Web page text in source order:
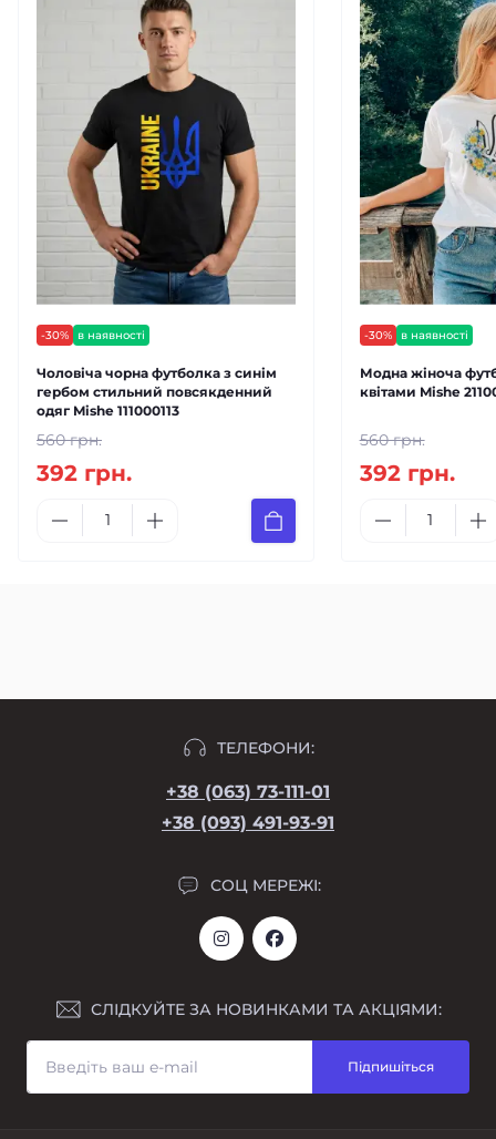
-30% в наявності
Чоловіча чорна футболка з синім
гербом стильний повсякденний
одяг Mishe 111000113
560 грн.
392 грн.
-30% в наявності
Модна жіноча
квітами Mishe
560 грн.
392 грн.
ТЕЛЕФОНИ:
+38 (063) 73-111-01
+38 (093) 491-93-91
СОЦ МЕРЕЖІ:
СЛІДКУЙТЕ ЗА НОВИНКАМИ ТА АКЦІЯМИ:
Підпишіться